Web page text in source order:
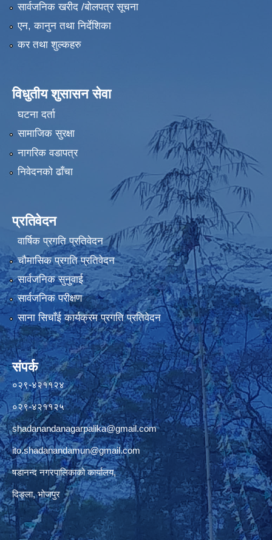
सार्वजनिक खरीद /बोलपत्र सूचना
एन, कानुन तथा निर्देशिका
कर तथा शुल्कहरु
विधुतीय शुसासन सेवा
घटना दर्ता
सामाजिक सुरक्षा
नागरिक वडापत्र
निवेदनको ढाँचा
प्रतिवेदन
वार्षिक प्रगति प्रतिवेदन
चौमासिक प्रगति प्रतिवेदन
सार्वजनिक सुनुवाई
सार्वजनिक परीक्षण
साना सिचाँई कार्यक्रम प्रगति प्रतिवेदन
संपर्क
०२९-४२११२४
०२९-४२११२५
shadanandanagarpalika@gmail.com
ito.shadanandamun@gmail.com
षडानन्द नगरपालिकाको कार्यालय,
दिङ्ला, भोजपुर